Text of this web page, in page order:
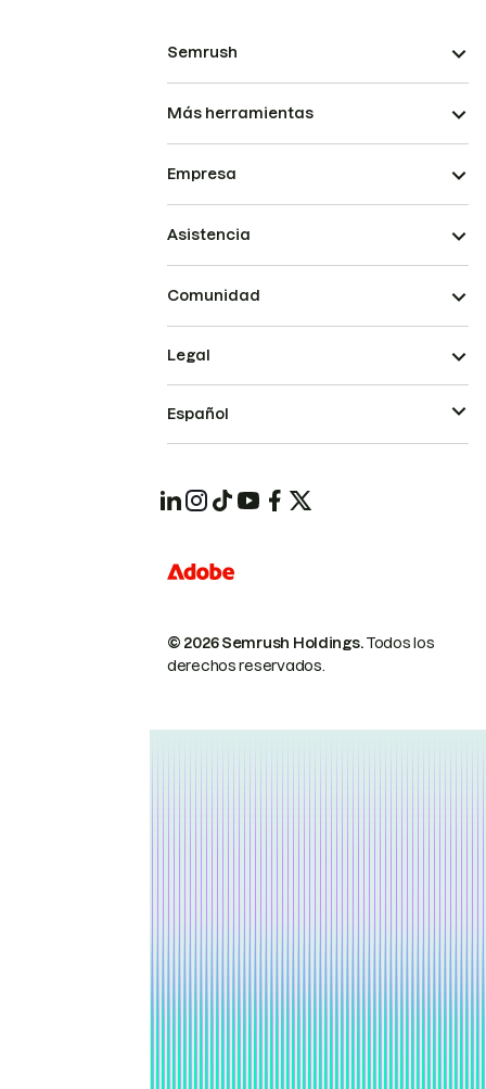
Semrush
Más herramientas
Empresa
Asistencia
Comunidad
© 2026 Semrush Holdings.Todos los
derechos reservados.
Legal
Español